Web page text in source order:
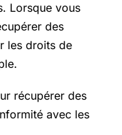
Lorsque vous
des
les droits de
récupérer des
avec les